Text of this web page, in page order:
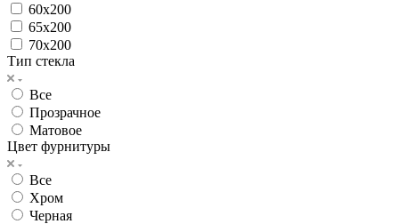
60x200
65x200
70x200
Тип стекла
Все
Прозрачное
Матовое
Цвет фурнитуры
Все
Хром
Черная